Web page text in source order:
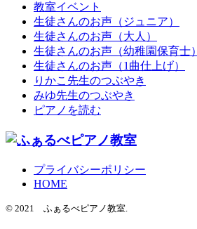
教室イベント
生徒さんのお声（ジュニア）
生徒さんのお声（大人）
生徒さんのお声（幼稚園保育士）
生徒さんのお声（1曲仕上げ）
りかこ先生のつぶやき
みゆ先生のつぶやき
ピアノを読む
プライバシーポリシー
HOME
© 2021 ふぁるべピアノ教室.